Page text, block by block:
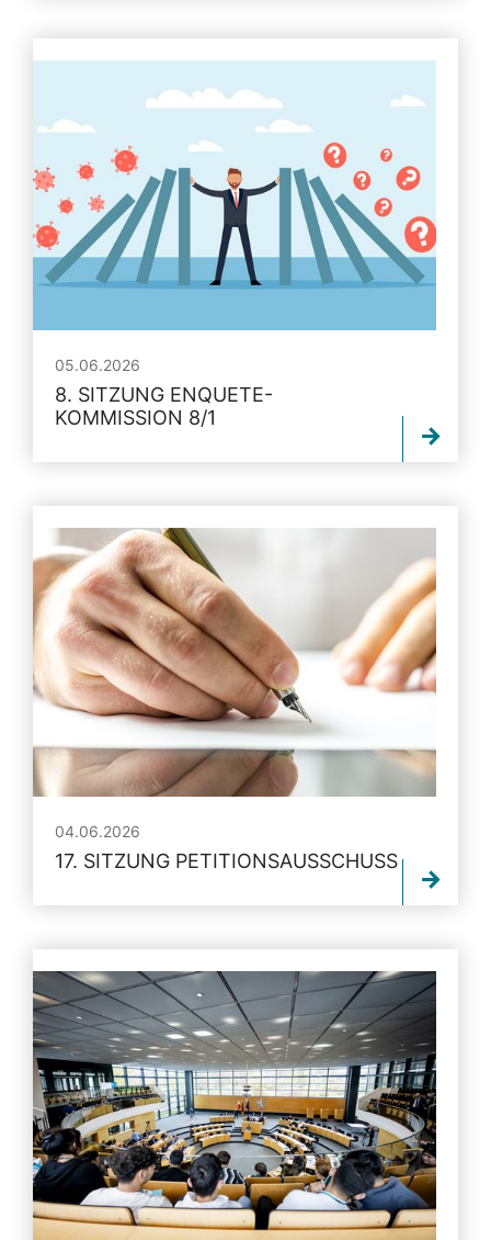
05.06.2026
8. SITZUNG ENQUETE-
KOMMISSION 8/1
04.06.2026
17. SITZUNG PETITIONSAUSSCHUSS